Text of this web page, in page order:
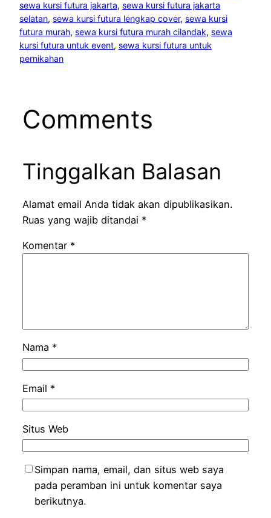
sewa kursi futura jakarta, sewa kursi futura jakarta
selatan, sewa kursi futura lengkap cover, sewa kursi
futura murah, sewa kursi futura murah cilandak, sewa
kursi futura untuk event, sewa kursi futura untuk
pernikahan
Comments
Tinggalkan Balasan
Alamat email Anda tidak akan dipublikasikan.
Ruas yang wajib ditandai *
Komentar *
Nama *
Email *
Situs Web
Simpan nama, email, dan situs web saya
pada peramban ini untuk komentar saya
berikutnya.